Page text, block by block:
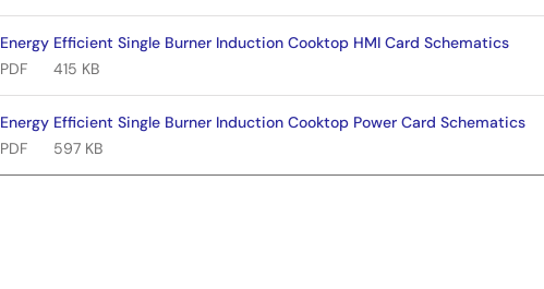
Energy Efficient Single Burner Induction Cooktop HMI Card Schematics
PDF
415 KB
Energy Efficient Single Burner Induction Cooktop Power Card Schematics
PDF
597 KB